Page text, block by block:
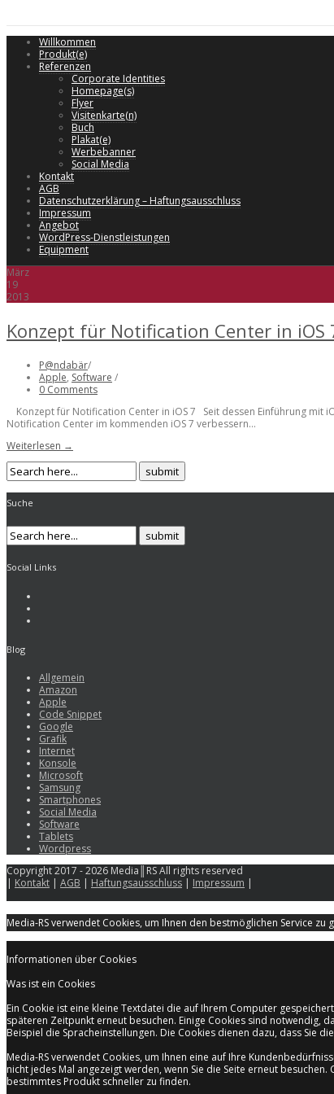
Willkommen
Produkt(e)
Referenzen
Corporate Identities
Homepage(s)
Flyer
Visitenkarte(n)
Buch
Plakat(e)
Werbebanner
Social Media
Kontakt
AGB
Datenschutzerklärung – Haftungsausschluss
Impressum
Angebot
WordPress-Dienstleistungen
Equipment
März
19
2013
Konzept für Notification Center in iOS
P@ndabär/
Apple, Software /
0 Comments
Konzept für Notification Center in iOS 7 Seit dessen Einführung mit
Notification Center im kommenden iOS 7 verbessern...
Weiterlesen →
Suche
Social Links
Blog
Allgemein
Amazon
Apple
Code Snippet
Google
Grafik
Internet
Konsole
Microsoft
Samsung
Smartphones
Social Media
Software
Tablets
Wordpress
Copyright 2017 - 2026 Media║RS All rights reserved
| Kontakt | AGB | Haftungsausschluss | Impressum |
Media-RS verwendet Cookies, um Ihnen den bestmöglichen Service
Informationen über Cookies
Was ist ein Cookies
Ein Cookie ist eine kleine Textdatei die auf Ihrem Computer
späteren Zeitpunkt erneut besuchen. Einige Cookies sind notwendig,
Beispiel die Spracheinstellungen. Die Cookies dienen dazu, dass Sie
Media-RS verwendet Cookies, um Ihnen eine auf Ihre
nicht jedes Mal angezeigt werden, wenn Sie die Seite erneut
bestimmtes Produkt schneller zu finden.